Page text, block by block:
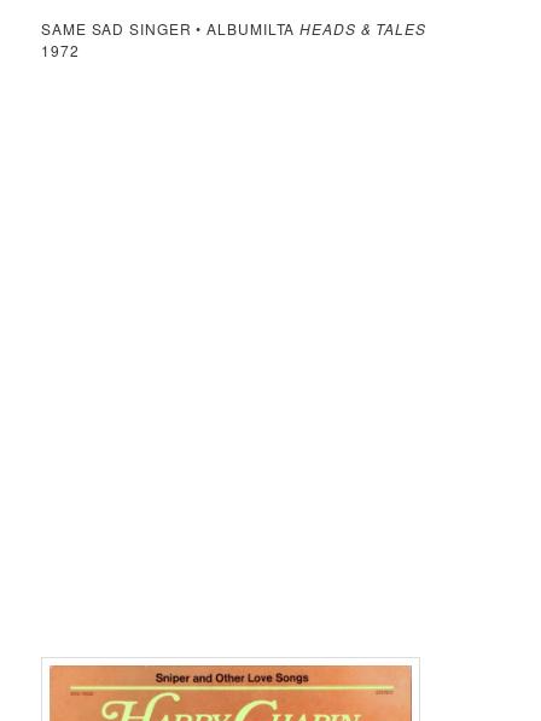
SAME SAD SINGER • ALBUMILTAHEADS & TALES
1972